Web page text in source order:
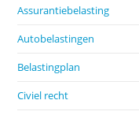
Assurantiebelasting
Autobelastingen
Belastingplan
Civiel recht